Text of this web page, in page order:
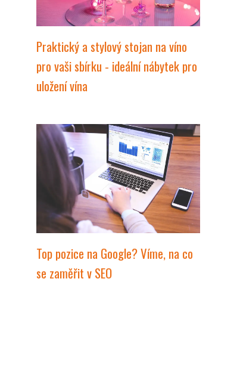
Praktický a stylový stojan na víno
pro vaši sbírku - ideální nábytek pro
uložení vína
Top pozice na Google? Víme, na co
se zaměřit v SEO